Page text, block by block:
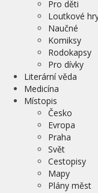
Pro děti
Loutkové
Naučné
Komiksy
Rodokapsy
Pro dívky
Literární věda
Medicína
Místopis
Česko
Evropa
Praha
Svět
Cestopisy
Mapy
Plány měst